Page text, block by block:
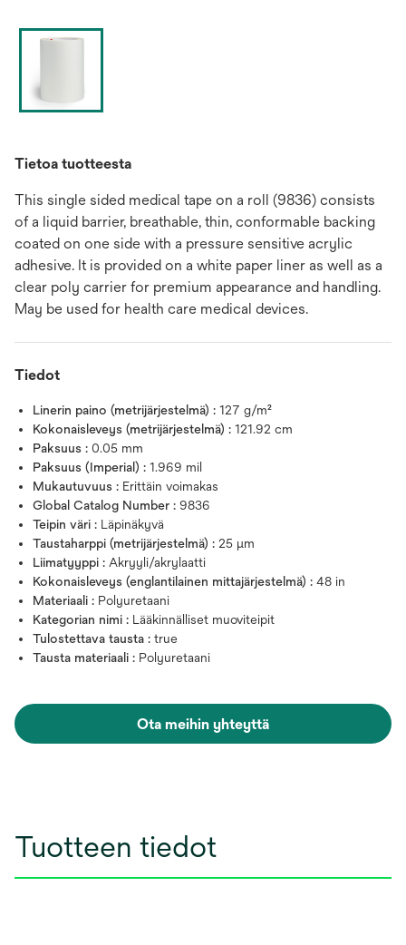
Tietoa tuotteesta
This single sided medical tape on a roll (9836) consists
of a liquid barrier, breathable, thin, conformable backing
coated on one side with a pressure sensitive acrylic
adhesive. It is provided on a white paper liner as well as a
clear poly carrier for premium appearance and handling.
May be used for health care medical devices.
Tiedot
Linerin paino (metrijärjestelmä) : 127 g/m²
Kokonaisleveys (metrijärjestelmä) : 121.92 cm
Paksuus : 0.05 mm
Paksuus (Imperial) : 1.969 mil
Mukautuvuus : Erittäin voimakas
Global Catalog Number : 9836
Teipin väri : Läpinäkyvä
Taustaharppi (metrijärjestelmä) : 25 μm
Liimatyyppi : Akryyli/akrylaatti
Kokonaisleveys (englantilainen mittajärjestelmä) : 48 in
Materiaali : Polyuretaani
Kategorian nimi : Lääkinnälliset muoviteipit
Tulostettava tausta : true
Tausta materiaali : Polyuretaani
Ota meihin yhteyttä
Tuotteen tiedot